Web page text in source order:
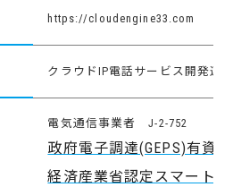
https://cloudengine33.com
クラウドIP電話サービス開発運
電気通信事業者 J-2-752
政府電子調達(GEPS)有資
経済産業省認定スマート